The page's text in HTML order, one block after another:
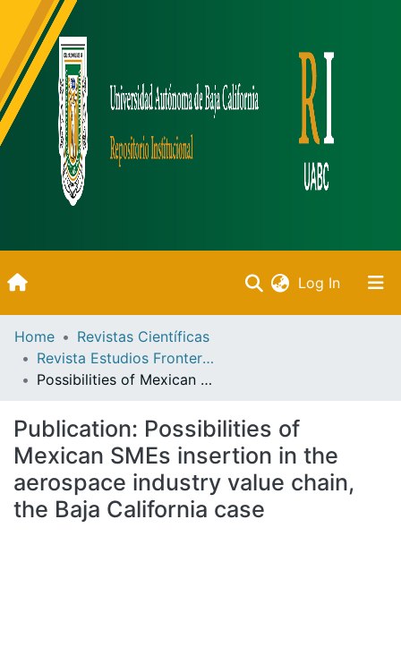
Log In(current)
Inicio
Communities & Collections
Statistics
Bibliotecas
Home
Revistas Científicas
Revista Estudios Fronterizos
Possibilities of Mexican SMEs insertion in the aerospace industry value chain, the Baja California case
Publication: Possibilities of
Mexican SMEs insertion in the
aerospace industry value chain,
the Baja California case